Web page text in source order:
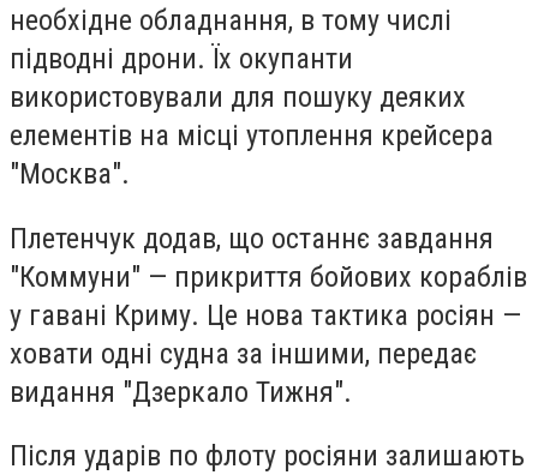
необхідне обладнання, в тому числі
підводні дрони. Їх окупанти
використовували для пошуку деяких
елементів на місці утоплення крейсера
"Москва".
Плетенчук додав, що останнє завдання
"Коммуни" — прикриття бойових кораблів
у гавані Криму. Це нова тактика росіян —
ховати одні судна за іншими, передає
видання "Дзеркало Тижня".
Після ударів по флоту росіяни залишають